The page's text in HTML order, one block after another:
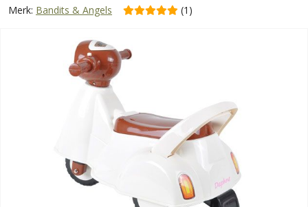
Merk: Bandits & Angels (1)